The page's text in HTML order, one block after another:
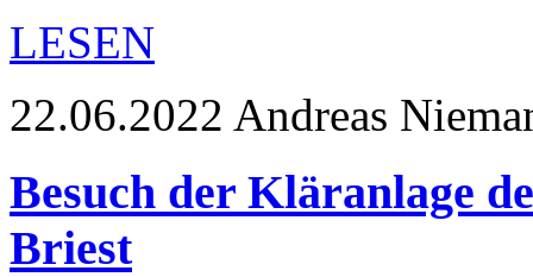
LESEN
22.06.2022 Andreas
Besuch der Kläranlage
Briest